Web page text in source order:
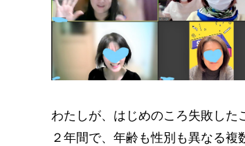
わたしが、はじめのころ失敗した
２年間で、年齢も性別も異なる複